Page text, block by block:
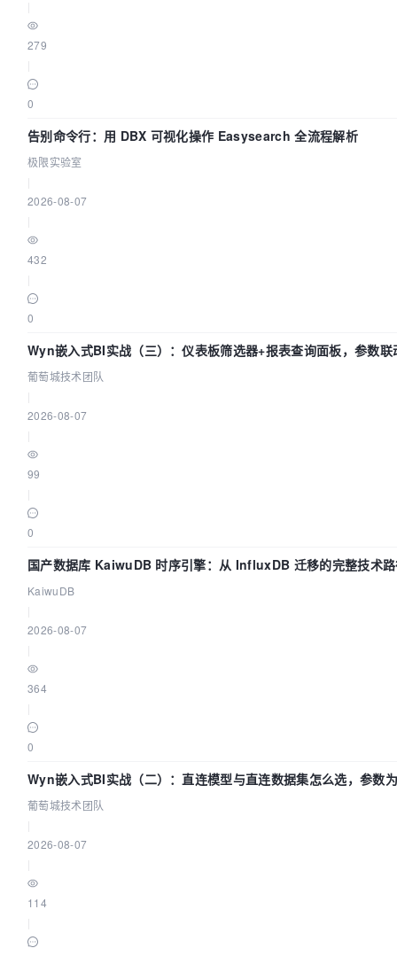
279
0
告别命令行：用 DBX 可视化操作 Easysearch 全流程解析
极限实验室
2026-08-07
432
0
Wyn嵌入式BI实战（三）：仪表板筛选器+报表查询面板，参数联
葡萄城技术团队
2026-08-07
99
0
国产数据库 KaiwuDB 时序引擎：从 InfluxDB 迁移的完整技术
KaiwuDB
2026-08-07
364
0
Wyn嵌入式BI实战（二）：直连模型与直连数据集怎么选，参数
葡萄城技术团队
2026-08-07
114